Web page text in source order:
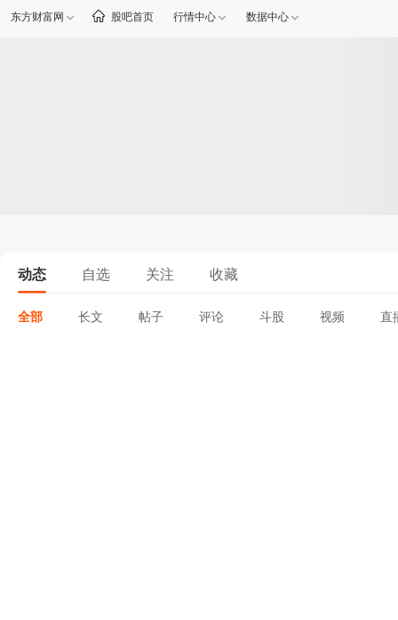
东方财富网 股吧首页 行情中心 数据中心
动态 自选 关注 收藏
全部 长文 帖子 评论 斗股 视频 直